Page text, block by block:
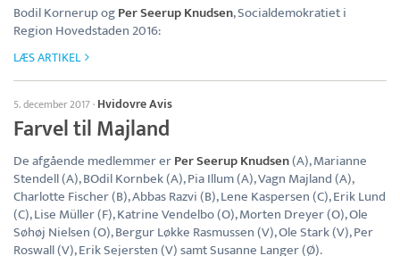
Bodil Kornerup ogPer Seerup Knudsen, Socialdemokratiet i
Region Hovedstaden 2016:
LÆS ARTIKEL
5. december 2017· Hvidovre Avis
Farvel til Majland
De afgående medlemmer erPer Seerup Knudsen(A), Marianne
Stendell (A), BOdil Kornbek (A), Pia Illum (A), Vagn Majland (A),
Charlotte Fischer (B), Abbas Razvi (B), Lene Kaspersen (C), Erik Lund
(C), Lise Müller (F), Katrine Vendelbo (O), Morten Dreyer (O), Ole
Søhøj Nielsen (O), Bergur Løkke Rasmussen (V), Ole Stark (V), Per
Roswall (V), Erik Sejersten (V) samt Susanne Langer (Ø).